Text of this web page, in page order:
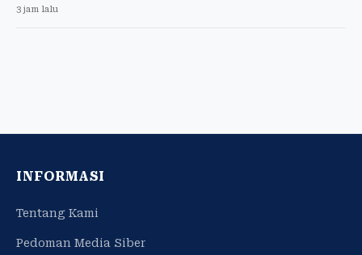
3 jam lalu
INFORMASI
Tentang Kami
Pedoman Media Siber